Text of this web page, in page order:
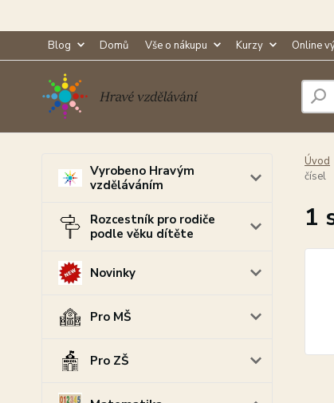
Blog Domů Vše o nákupu Kurzy Online
Vyrobeno Hravým
vzděláváním
Rozcestník pro rodiče
podle věku dítěte
Novinky
Pro MŠ
Pro ZŠ
Úvod
čísel
1